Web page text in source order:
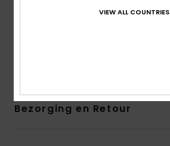
Bezorging en Retour
VIEW ALL COUNTRIES